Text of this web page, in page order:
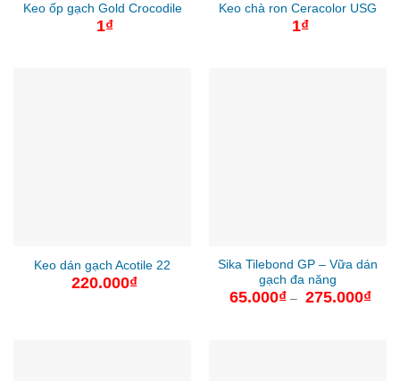
Keo ốp gạch Gold Crocodile
1₫
Keo chà ron Ceracolor USG
1₫
Keo dán gạch Acotile 22
220.000₫
Sika Tilebond GP – Vữa dán
gạch đa năng
65.000₫ – 275.000₫